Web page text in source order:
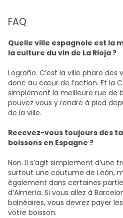
FAQ
Quelle ville espagnole est la
la culture du vin de La Rioja ?
Logroño. C’est la ville phare des
donc au cœur de l’action. Et la
simplement la meilleure rue de
pouvez vous y rendre à pied
de la ville.
Recevez-vous toujours des
boissons en Espagne ?
Non. Il s’agit simplement d’une
surtout une coutume de León,
également dans certaines
d’Almería. Si vous allez à
balnéaires, vous devrez payer
votre boisson.